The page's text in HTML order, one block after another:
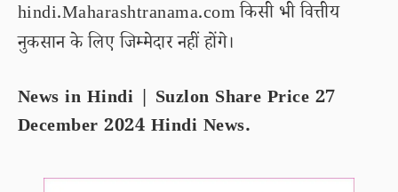
hindi.Maharashtranama.com किसी भी वित्तीय
नुकसान के लिए जिम्मेदार नहीं होंगे।
News in Hindi | Suzlon Share Price 27
December 2024 Hindi News.